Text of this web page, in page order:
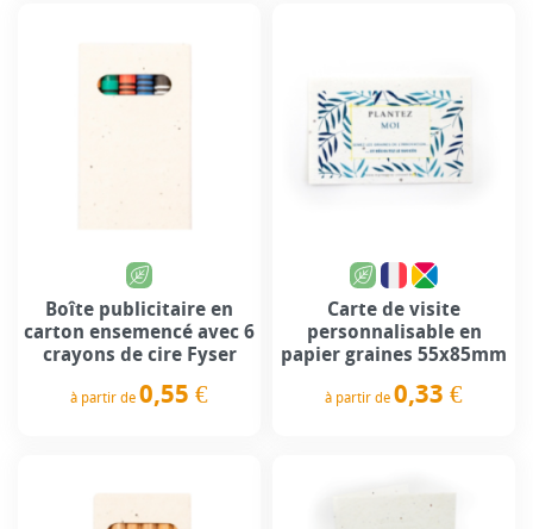
Boîte publicitaire en
carton ensemencé avec 6
crayons de cire Fyser
à partir de 0,55 €
Carte de visite
personnalisable en
papier graines 55x85mm
à partir de 0,33 €